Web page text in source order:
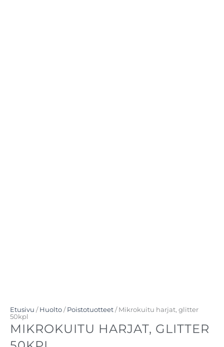
Etusivu / Huolto / Poistotuotteet / Mikrokuitu harjat, glitter
50kpl
MIKROKUITU HARJAT, GLITTER